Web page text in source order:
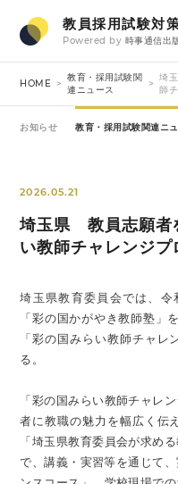
教員採用試験対
Powered by 時事通信出
HOME
教育・採用試験関
連ニュース
埼
師
お知らせ 教育・採用試験関連ニ
2026.05.21
埼玉県 教員志願者
い教師チャレンジ
埼玉県教育委員会では、
「彩の国かがやき教師塾」
「彩の国みらい教師チャレ
る。
「彩の国みらい教師チャレ
者に教職の魅力を幅広く伝
「埼玉県教育委員会が求め
で、講義・実習等を通じて